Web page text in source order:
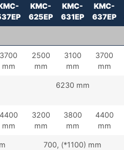
KMC-
625EP
KMC-
631EP
KMC-
637EP
3700
mm
2500
mm
3100
mm
3700
mm
6230 mm
4400
mm
3200
mm
3800
mm
4400
mm
700, (*1100) mm